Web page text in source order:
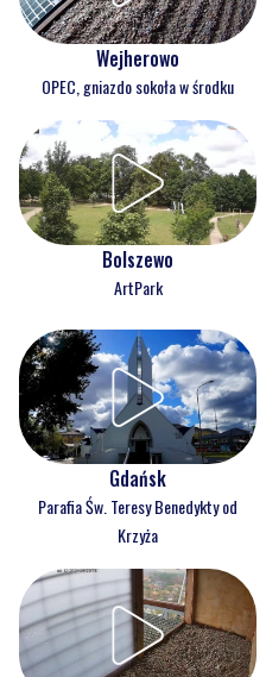
Wejherowo
OPEC, gniazdo sokoła w środku
Bolszewo
ArtPark
Gdańsk
Parafia Św. Teresy Benedykty od
Krzyża